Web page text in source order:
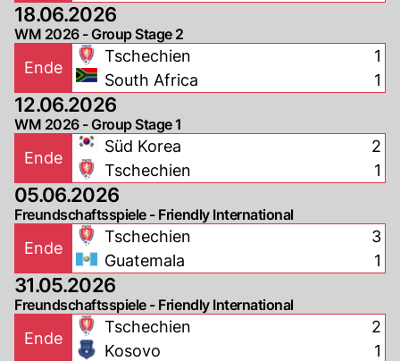
18.06.2026
WM 2026 - Group Stage 2
Ende
Tschechien
South Africa
1
1
12.06.2026
WM 2026 - Group Stage 1
Ende
Süd Korea
Tschechien
2
1
05.06.2026
Freundschaftsspiele - Friendly International
Ende
Tschechien
Guatemala
3
1
31.05.2026
Freundschaftsspiele - Friendly International
Ende
Tschechien
Kosovo
2
1